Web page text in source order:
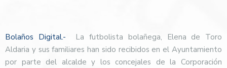
Bolaños Digital.- La futbolista bolañega, Elena de Toro
Aldaria y sus familiares han sido recibidos en el Ayuntamiento
por parte del alcalde y los concejales de la Corporación